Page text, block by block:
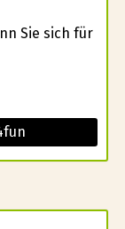
Sie sich für